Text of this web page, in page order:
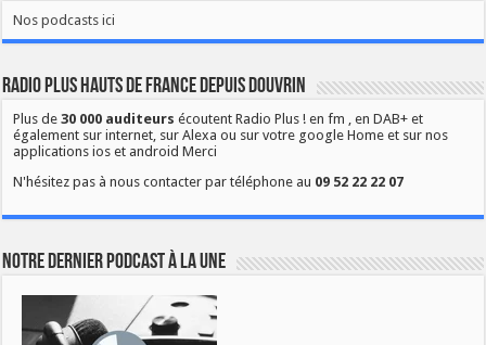
Nos podcasts ici
Radio Plus Hauts de France depuis Douvrin
Plus de30 000 auditeurs écoutent Radio Plus ! en fm , en DAB+ et
également sur internet, sur Alexa ou sur votre google Home et sur nos
applications ios et android Merci
N'hésitez pas à nous contacter par téléphone au 09 52 22 22 07
Notre dernier podcast à la une